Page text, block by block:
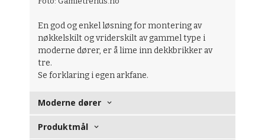
En god og enkel løsning for montering av
nøkkelskilt og vriderskilt av gammel type i
moderne dører, er å lime inn dekkbrikker av
tre.
Se forklaring i egen arkfane.
Moderne dører
Produktmål